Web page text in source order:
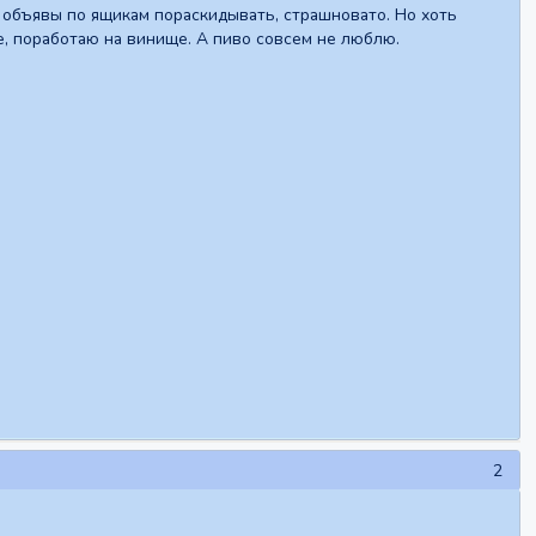
по ящикам пораскидывать, страшновато. Но хоть
поработаю на винище. А пиво совсем не люблю.
2